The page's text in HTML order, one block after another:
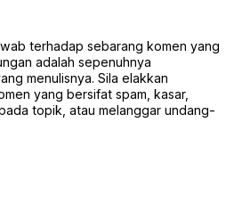
terhadap sebarang komen yang
adalah sepenuhnya
menulisnya. Sila elakkan
yang bersifat spam, kasar,
topik, atau melanggar undang-